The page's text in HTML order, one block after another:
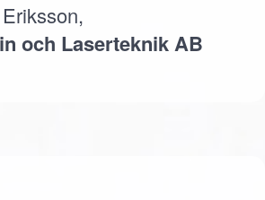
och Laserteknik AB